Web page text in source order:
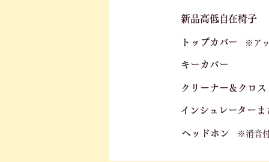
新品高低自在椅子​
トップカバー ※ア
キーカバー
クリーナー＆クロス
​ ​インシュレーター ま
ヘッドホン ※消音